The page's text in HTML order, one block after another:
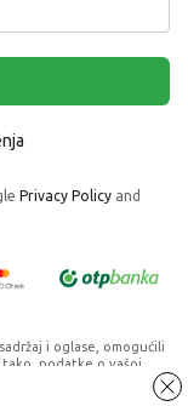
Privacy Policy and
i oglase, omogućili
podatke o vašoj
medije,
podacima koje ste im